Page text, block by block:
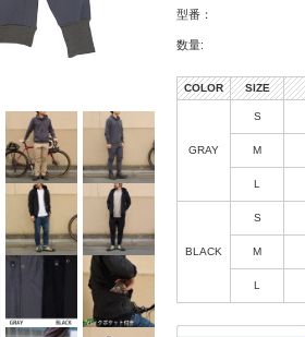
型番：
数量:
COLOR SIZE
GRAY
S
M
L
BLACK
S
M
L